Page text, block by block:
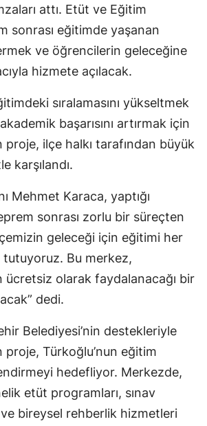
attı. Etüt ve Eğitim
sonrası eğitimde yaşanan
ve öğrencilerin geleceğine
hizmete açılacak.
sıralamasını yükseltmek
başarısını artırmak için
ilçe halkı tarafından büyük
karşılandı.
Mehmet Karaca, yaptığı
sonrası zorlu bir süreçten
geleceği için eğitimi her
Bu merkez,
ücretsiz olarak faydalanacağı bir
dedi.
Belediyesi’nin destekleriyle
Türkoğlu’nun eğitim
hedefliyor. Merkezde,
etüt programları, sınav
ve bireysel rehberlik hizmetleri